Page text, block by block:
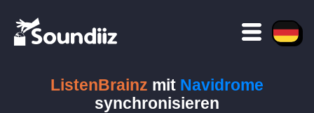
ListenBrainz mit Navidrome
synchronisieren